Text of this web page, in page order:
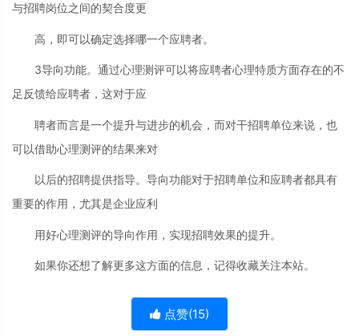
与招聘岗位之间的契合度更
高，即可以确定选择哪一个应聘者。
3导向功能。通过心理测评可以将应聘者心理特质方面存在的不
足反馈给应聘者，这对于应
聘者而言是一个提升与进步的机会，而对干招聘单位来说，也
可以借助心理测评的结果来对
以后的招聘提供指导。导向功能对于招聘单位和应聘者都具有
重要的作用，尤其是企业应利
用好心理测评的导向作用，实现招聘效果的提升。
如果你还想了解更多这方面的信息，记得收藏关注本站。
点赞(15)